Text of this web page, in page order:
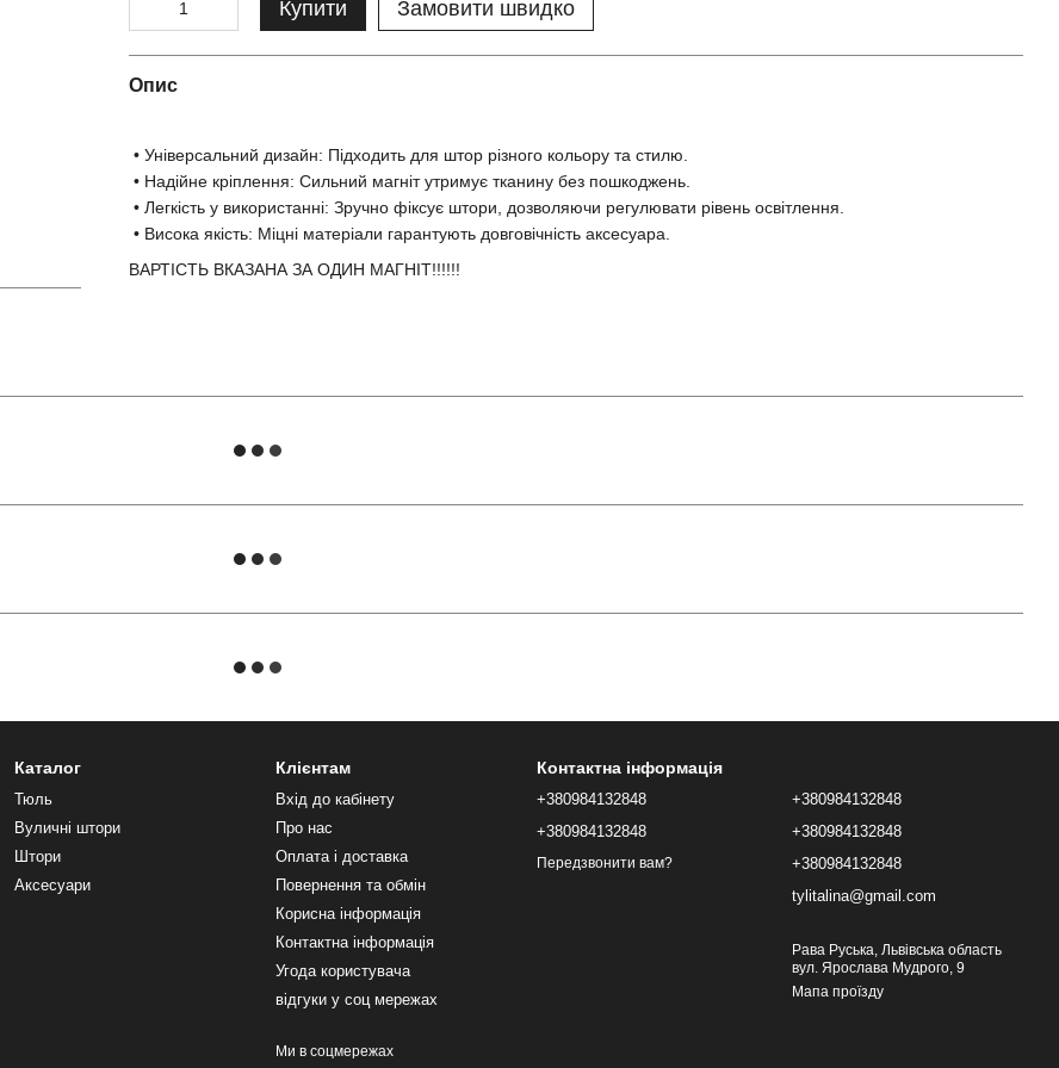
Купити Замовити швидко
Опис
• Універсальний дизайн: Підходить для штор різного кольору та стилю.
• Надійне кріплення: Сильний магніт утримує тканину без пошкоджень.
• Легкість у використанні: Зручно фіксує штори, дозволяючи регулювати рівень освітлення.
• Висока якість: Міцні матеріали гарантують довговічність аксесуара.
ВАРТІСТЬ ВКАЗАНА ЗА ОДИН МАГНІТ!!!!!!
Каталог
Тюль
Вуличні штори
Штори
Аксесуари
Клієнтам
Вхід до кабінету
Про нас
Оплата і доставка
Повернення та обмін
Корисна інформація
Контактна інформація
Угода користувача
відгуки у соц мережах
Ми в соцмережах
Контактна інформація
+380984132848
+380984132848
Передзвонити вам?
+380984132848
+380984132848
+380984132848
tylitalina@gmail.com
Рава Руська, Львівська область
вул. Ярослава Мудрого, 9
Мапа проїзду